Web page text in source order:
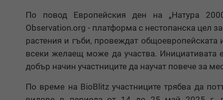
По повод Европейския ден на „Натура
Observation.org - платформа с нестопанска цел
растения и гъби, провеждат
всеки желаещ може да участва. Инициативата
добър начин участниците да научат повече за
По време на BioBlitz участниците трябва да